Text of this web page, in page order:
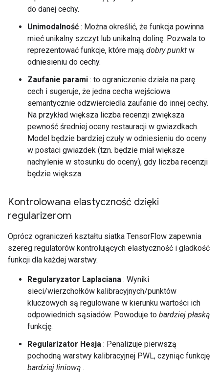
do danej cechy.
Unimodalność : Można określić, że funkcja powinna
mieć unikalny szczyt lub unikalną dolinę. Pozwala to
reprezentować funkcje, które mają dobry punkt w
odniesieniu do cechy.
Zaufanie parami : to ograniczenie działa na parę
cech i sugeruje, że jedna cecha wejściowa
semantycznie odzwierciedla zaufanie do innej cechy.
Na przykład większa liczba recenzji zwiększa
pewność średniej oceny restauracji w gwiazdkach.
Model będzie bardziej czuły w odniesieniu do oceny
w postaci gwiazdek (tzn. będzie miał większe
nachylenie w stosunku do oceny), gdy liczba recenzji
będzie większa.
Kontrolowana elastyczność dzięki
regularizerom
Oprócz ograniczeń kształtu siatka TensorFlow zapewnia
szereg regulatorów kontrolujących elastyczność i gładkość
funkcji dla każdej warstwy.
Regularyzator Laplaciana : Wyniki
sieci/wierzchołków kalibracyjnych/punktów
kluczowych są regulowane w kierunku wartości ich
odpowiednich sąsiadów. Powoduje to bardziej płaską
funkcję.
Regularizator Hesja : Penalizuje pierwszą
pochodną warstwy kalibracyjnej PWL, czyniąc funkcję
bardziej liniową .